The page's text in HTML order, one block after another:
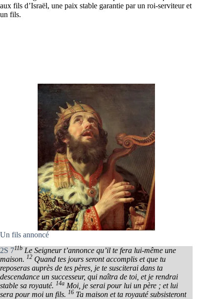
aux fils d’Israël, une paix stable garantie par un roi-serviteur et
un fils.
Un fils annoncé
2S 711b Le Seigneur t’annonce qu’il te fera lui-même une
maison. 12 Quand tes jours seront accomplis et que tu
reposeras auprès de tes pères, je te susciterai dans ta
descendance un successeur, qui naîtra de toi, et je rendrai
stable sa royauté. 14a Moi, je serai pour lui un père ; et lui
sera pour moi un fils. 16 Ta maison et ta royauté subsisteront